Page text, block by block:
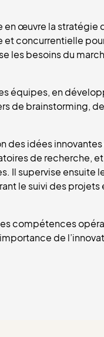
œuvre la stratégie
et concurrentielle
les besoins du
équipes, en
de brainstorming,
des idées
de recherche, et
Il supervise ensuite
le suivi des projets
compétences
de